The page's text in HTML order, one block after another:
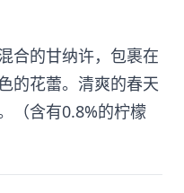
合的甘纳许，包裹在
的花蕾。清爽的春天
（含有0.8%的柠檬